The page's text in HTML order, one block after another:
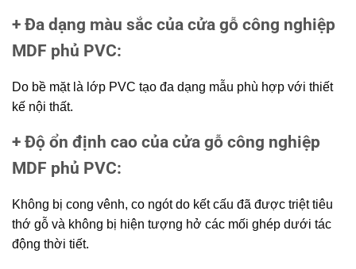
+ Đa dạng màu sắc của cửa gỗ công nghiệp
MDF phủ PVC:
Do bề mặt là lớp PVC tạo đa dạng mẫu phù hợp với thiết
kế nội thất.
+ Độ ổn định cao của cửa gỗ công nghiệp
MDF phủ PVC:
Không bị cong vênh, co ngót do kết cấu đã được triệt tiêu
thớ gỗ và không bị hiện tượng hở các mối ghép dưới tác
động thời tiết.